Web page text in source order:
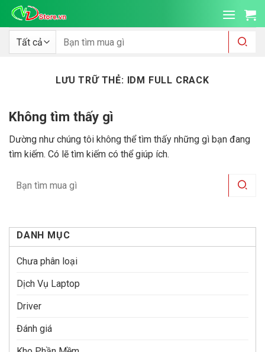
qua
dung
Tìm
kiếm:
LƯU TRỮ THẺ: IDM FULL CRACK
Không tìm thấy gì
Dường như chúng tôi không thể tìm thấy những gì bạn đang
tìm kiếm. Có lẽ tìm kiếm có thể giúp ích.
DANH MỤC
Chưa phân loại
Dịch Vụ Laptop
Driver
Đánh giá